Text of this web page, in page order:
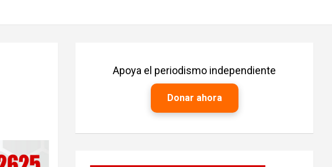
Apoya el periodismo independiente
Donar ahora